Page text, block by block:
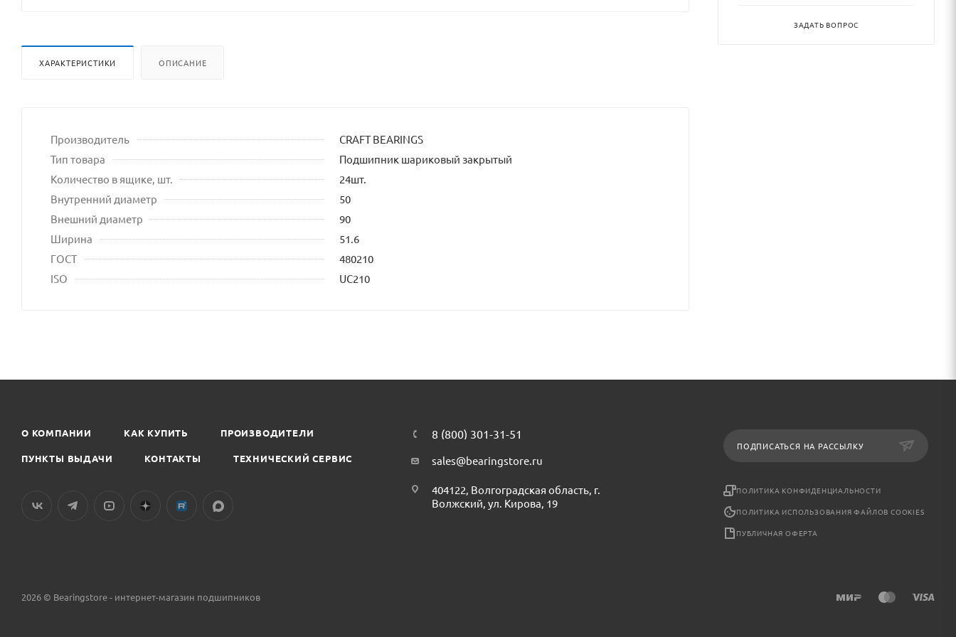
ХАРАКТЕРИСТИКИ ОПИСАНИЕ
Производитель
CRAFT BEARINGS
Тип товара
Подшипник шариковый закрытый
Количество в ящике, шт.
24шт.
Внутренний диаметр
50
Внешний диаметр
90
Ширина
51.6
ГОСТ
480210
ISO
UC210
ЗАДАТЬ ВОПРОС
О КОМПАНИИ КАК КУПИТЬ ПРОИЗВОДИТЕЛИ
ПУНКТЫ ВЫДАЧИ КОНТАКТЫ ТЕХНИЧЕСКИЙ СЕРВИС
8 (800) 301-31-51
sales@bearingstore.ru
404122, Волгоградская область, г.
Волжский, ул. Кирова, 19
ПОДПИСАТЬСЯ НА РАССЫЛКУ
ПОЛИТИКА КОНФИДЕНЦИАЛЬНОСТИ
ПОЛИТИКА ИСПОЛЬЗОВАНИЯ ФАЙЛОВ COOKIES
ПУБЛИЧНАЯ ОФЕРТА
2026 © Bearingstore - интернет-магазин подшипников